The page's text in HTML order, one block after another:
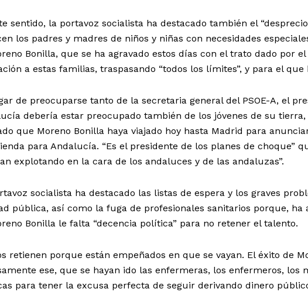
sentido, la portavoz socialista ha destacado también el
los padres y madres de niños y niñas con necesidades
Bonilla, que se ha agravado estos días con el trato dado por
a estas familias, traspasando “todos los límites”, y para el
de preocuparse tanto de la secretaria general del PSOE-A, el
debería estar preocupado también de los jóvenes de su
que Moreno Bonilla haya viajado hoy hasta Madrid para
para Andalucía. “Es el presidente de los planes de choque”
explotando en la cara de los andaluces y de las andaluzas”.
socialista ha destacado las listas de espera y los graves
pública, así como la fuga de profesionales sanitarios porque, ha
Bonilla le falta “decencia política” para no retener el talento.
retienen porque están empeñados en que se vayan. El éxito de
ese, que se hayan ido las enfermeras, los enfermeros, los
para tener la excusa perfecta de seguir derivando dinero